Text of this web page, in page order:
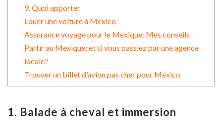
9. Quoi apporter
Louer une voiture à Mexico
Assurance voyage pour le Mexique: Mes conseils
Partir au Mexique: et si vous passiez par une agence
locale?
Trouver un billet d’avion pas cher pour Mexico
1. Balade à cheval et immersion